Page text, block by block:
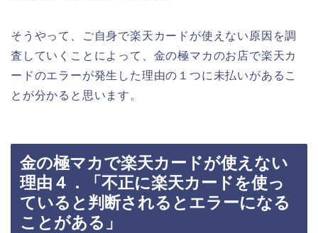
そうやって、ご自身で楽天カードが使えない原因を調
査していくことによって、金の極マカのお店で楽天カ
ードのエラーが発生した理由の１つに未払いがあるこ
とが分かると思います。
金の極マカで楽天カードが使えない
理由４．「不正に楽天カードを使っ
ていると判断されるとエラーになる
ことがある」